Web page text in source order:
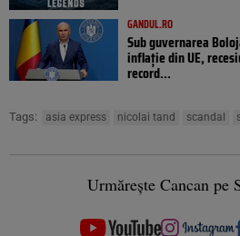
GANDUL.RO
Sub guvernarea
inflație din UE,
record...
Tags: asia express nicolai tand scandal
Urmărește Cancan pe